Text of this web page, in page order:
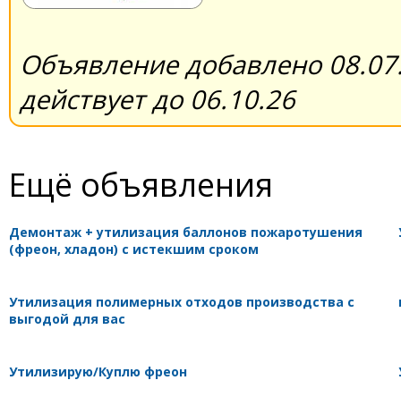
Объявление добавлено
действует до 06.10.26
Ещё объявления
Демонтаж + утилизация баллонов пожаротушения
(фреон, хладон) с истекшим сроком
Утилизация полимерных отходов производства с
выгодой для вас
Утилизирую/Куплю фреон